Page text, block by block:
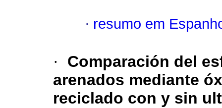
· resumo em
·
Comparación del
arenados mediante
reciclado con y sin